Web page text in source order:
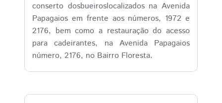
conserto dosbueiroslocalizados na Avenida
Papagaios em frente aos números, 1972 e
2176, bem como a restauração do acesso
para cadeirantes, na Avenida Papagaios
número, 2176, no Bairro Floresta.